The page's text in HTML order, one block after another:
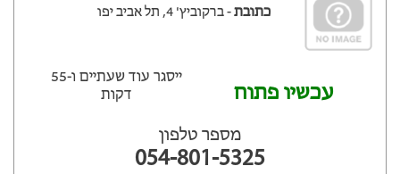
כתובת- ברקוביץ' 4, תל אביב יפו
עכשיו פתוח
ייסגר עוד שעתיים ‫ו-55
דקות
מספר טלפון
054-801-5325